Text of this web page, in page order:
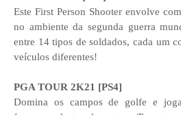
Este First Person Shooter envolve
no ambiente da segunda guerra
entre 14 tipos de soldados, cada um
veículos diferentes!
PGA TOUR 2K21 [PS4]
Domina os campos de golfe e